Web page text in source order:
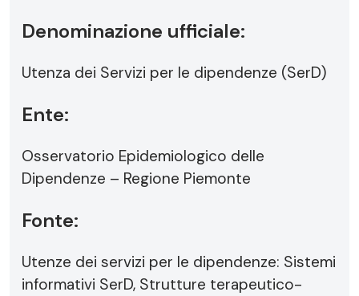
Denominazione ufficiale:
Utenza dei Servizi per le dipendenze (SerD)
Ente:
Osservatorio Epidemiologico delle
Dipendenze – Regione Piemonte
Fonte:
Utenze dei servizi per le dipendenze: Sistemi
informativi SerD, Strutture terapeutico-